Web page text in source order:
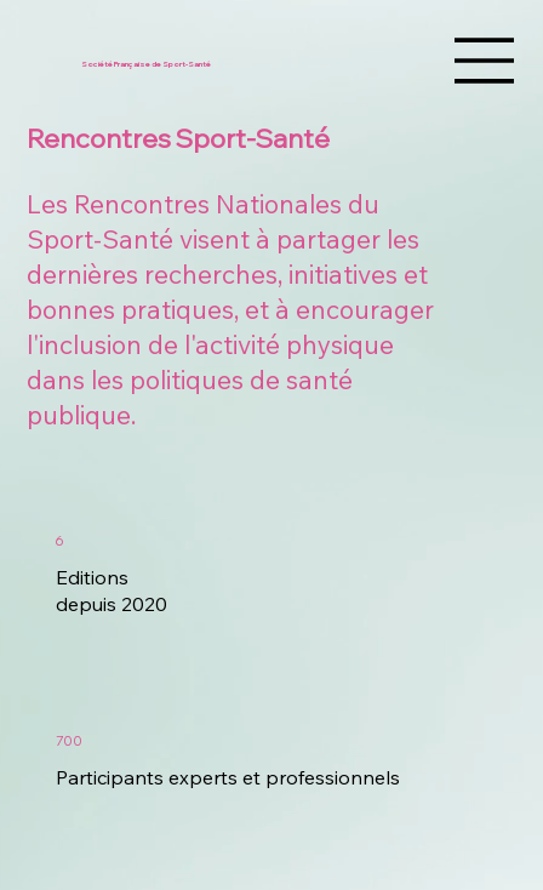
Société Française de Sport-Santé
Rencontres Sport-Santé
Les Rencontres Nationales du
Sport-Santé visent à partager les
dernières recherches, initiatives et
bonnes pratiques, et à encourager
l'inclusion de l'activité physique
dans les politiques de santé
publique.
6
Editions
depuis 2020
700
Participants experts et professionnels